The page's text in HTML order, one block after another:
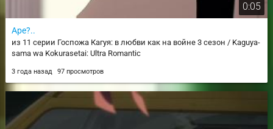
0:05
Аре?..
из 11 серии Госпожа Кагуя: в любви как на войне 3 сезон / Kaguya-
sama wa Kokurasetai: Ultra Romantic
3 года назад 97 просмотров